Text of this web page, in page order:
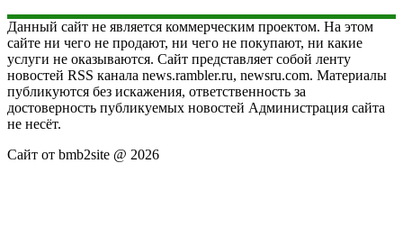
Данный сайт не является коммерческим проектом. На этом
сайте ни чего не продают, ни чего не покупают, ни какие
услуги не оказываются. Сайт представляет собой ленту
новостей RSS канала news.rambler.ru, newsru.com. Материалы
публикуются без искажения, ответственность за
достоверность публикуемых новостей Администрация сайта
не несёт.
Сайт от bmb2site @ 2026